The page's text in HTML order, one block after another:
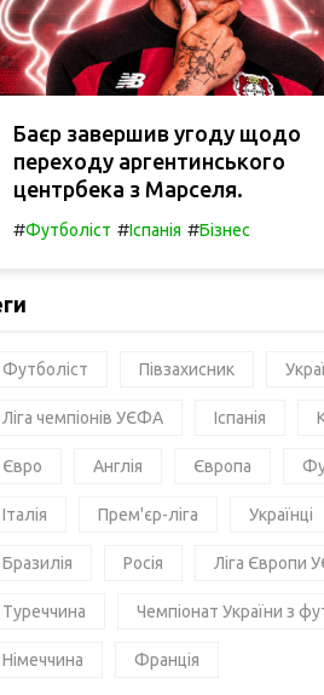
Баєр завершив угоду щодо
переходу аргентинського
центрбека з Марселя.
#Футболіст #Іспанія #Бізнес
Футболіст Півзахисник
Ліга чемпіонів УЄФА Іспанія
Євро Англія Європа
Італія Прем'єр-ліга Українці
Бразилія Росія Ліга Європи
Туреччина Чемпіонат України з
Німеччина Франція